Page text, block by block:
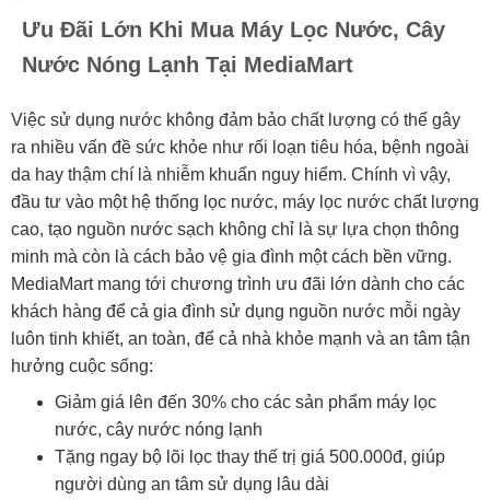
Ưu Đãi Lớn Khi Mua Máy Lọc Nước, Cây
Nước Nóng Lạnh Tại MediaMart
Việc sử dụng nước không đảm bảo chất lượng có thể gây
ra nhiều vấn đề sức khỏe như rối loạn tiêu hóa, bệnh ngoài
da hay thậm chí là nhiễm khuẩn nguy hiểm. Chính vì vậy,
đầu tư vào một hệ thống lọc nước, máy lọc nước chất lượng
cao, tạo nguồn nước sạch không chỉ là sự lựa chọn thông
minh mà còn là cách bảo vệ gia đình một cách bền vững.
MediaMart mang tới chương trình ưu đãi lớn dành cho các
khách hàng để cả gia đình sử dụng nguồn nước mỗi ngày
luôn tinh khiết, an toàn, để cả nhà khỏe mạnh và an tâm tận
hưởng cuộc sống:
Giảm giá lên đến 30% cho các sản phẩm máy lọc
nước, cây nước nóng lạnh
Tặng ngay bộ lõi lọc thay thế trị giá 500.000đ, giúp
người dùng an tâm sử dụng lâu dài